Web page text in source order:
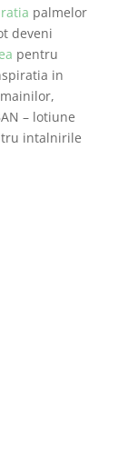
palmelor
deveni
pentru
in
– lotiune
intalnirile